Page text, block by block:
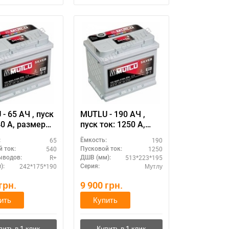
- 65 АЧ , пуск
Мутлу
242 Х 175 Х
65
ток: 540
R+
242*175*190
MUTLU - 190 АЧ ,
пуск ток: 1250 А,
размер
аккумулятора Мутлу
(Турция): 513 Х 223 Х
195 мм.
Ёмкость: 190
Пусковой ток: 1250
ДШВ (мм): 513*223*195
Серия: Мутлу
9 900 грн.
Купить